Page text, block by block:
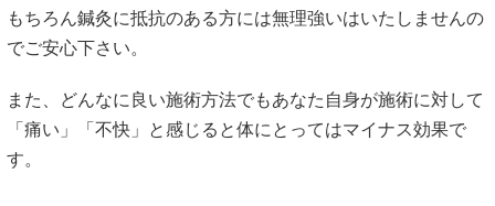
もちろん鍼灸に抵抗のある方には無理強いはいたしませんの
でご安心下さい。
また、どんなに良い施術方法でもあなた自身が施術に対して
「痛い」「不快」と感じると体にとってはマイナス効果で
す。